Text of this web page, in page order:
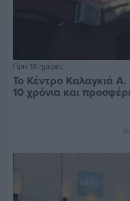
Πριν 18 ημέρες
Το Κέντρο Καλαγκιά Α.
10 χρόνια και